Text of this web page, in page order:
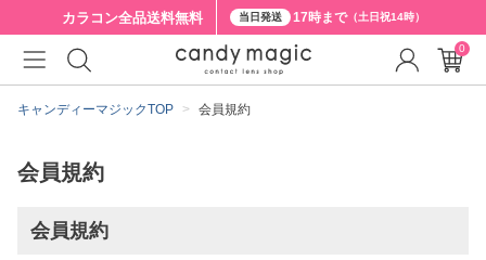
カラコン全品送料無料 当日発送 17時まで（土日祝14時）
キャンディーマジックTOP 会員規約
会員規約
会員規約
0